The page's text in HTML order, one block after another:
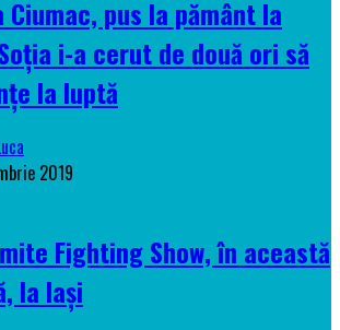
Ciumac, pus la pământ la
i-a cerut de două ori să
la luptă
2019
Fighting Show, în această
la Iași